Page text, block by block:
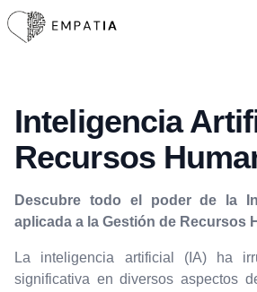
Inteligencia
Recursos
Descubre todo el poder de la
aplicada a la Gestión de Recursos
La inteligencia artificial (IA) ha
significativa en diversos aspectos